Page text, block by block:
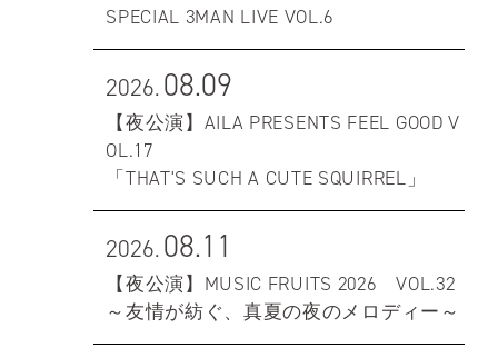
SPECIAL 3MAN LIVE VOL.6
2026.08.09
【夜公演】AILA PRESENTS FEEL GOOD V
OL.17
「THAT'S SUCH A CUTE SQUIRREL」
2026.08.11
【夜公演】MUSIC FRUITS 2026 VOL.32
～友情が紡ぐ、真夏の夜のメロディー～